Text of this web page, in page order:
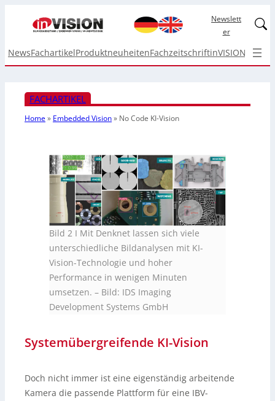
Newslett
er
NewsFachartikelProduktneuheitenFachzeitschriftinVISION Top
FACHARTIKEL
Home» Embedded Vision» No Code KI-Vision
Bild 2 I Mit Denknet lassen sich viele
unterschiedliche Bildanalysen mit KI-
Vision-Technologie und hoher
Performance in wenigen Minuten
umsetzen. – Bild: IDS Imaging
Development Systems GmbH
Systemübergreifende KI-Vision
Doch nicht immer ist eine eigenständig arbeitende
Kamera die passende Plattform für eine IBV-